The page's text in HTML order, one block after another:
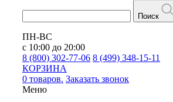
Поиск
ПН-ВС
с 10:00 до 20:00
8 (800) 302-77-06 8 (499) 348-15-11
КОРЗИНА
0 товаров. Заказать звонок
Меню